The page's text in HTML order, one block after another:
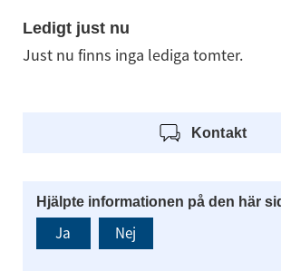
Ledigt just nu
Just nu finns inga lediga tomter.
Kontakt
Hjälpte informationen på den här
Ja Nej